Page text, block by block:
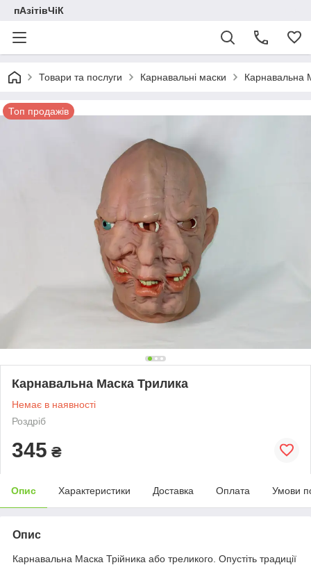
пАзітівЧіК
Товари та послуги Карнавальні маски Карнавальна
Топ продажів
Карнавальна Маска Трилика
Немає в наявності
Роздріб
345 ₴
Опис Характеристики Доставка Оплата Умови
Опис
Карнавальна Маска Трійника або треликого. Опустіть традиції